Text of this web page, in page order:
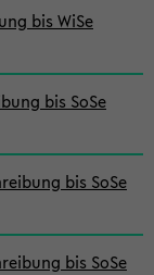
bis WiSe
bis SoSe
bis SoSe
bis SoSe